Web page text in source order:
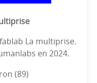
La multiprise.
en 2024.
(89)